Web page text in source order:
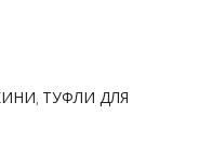
ТУФЛИ ДЛЯ